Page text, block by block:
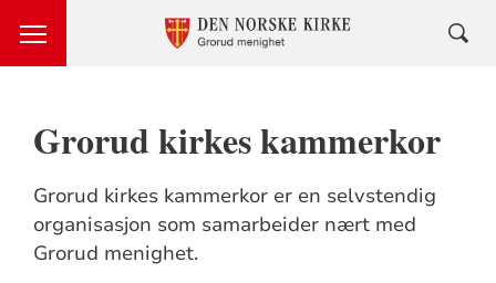
Grorud kirkes kammerkor
Grorud kirkes kammerkor er en selvstendig
organisasjon som samarbeider nært med
Grorud menighet.